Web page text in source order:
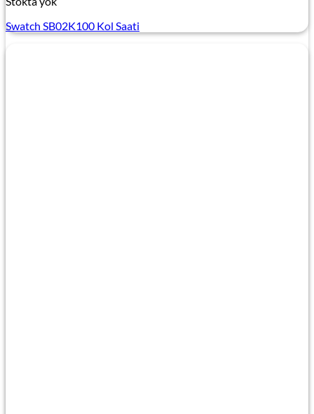
Swatch SB02K100 Kol Saati